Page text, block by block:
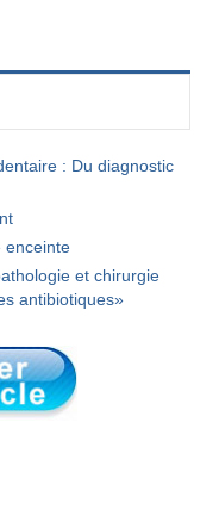
: Du diagnostic
enceinte
et chirurgie
antibiotiques»